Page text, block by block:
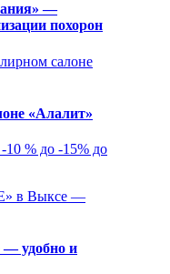
—
похорон
«Алалит»
10 % до -15% до
удобно и